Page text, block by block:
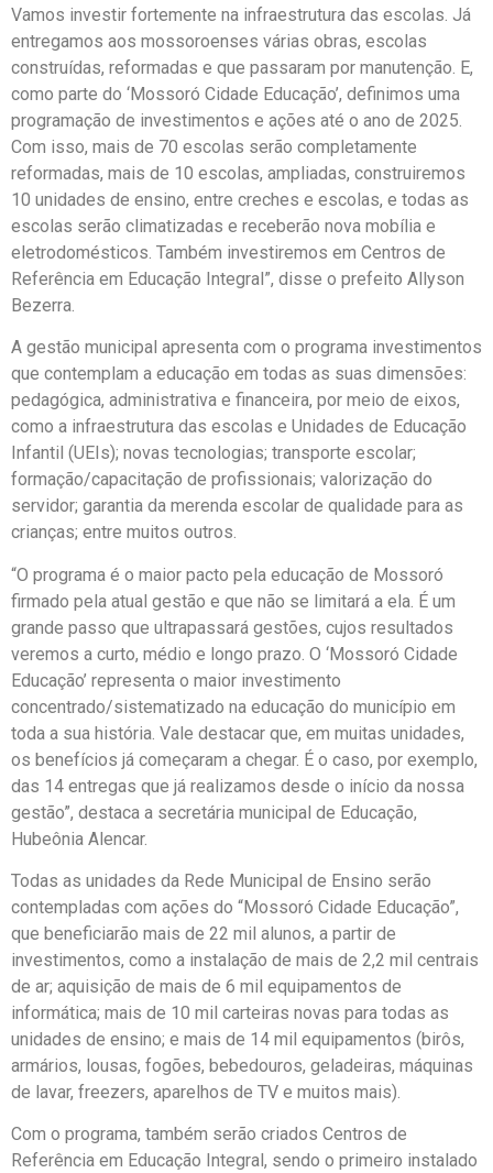
Vamos investir fortemente na infraestrutura das escolas. Já
entregamos aos mossoroenses várias obras, escolas
construídas, reformadas e que passaram por manutenção. E,
como parte do ‘Mossoró Cidade Educação’, definimos uma
programação de investimentos e ações até o ano de 2025.
Com isso, mais de 70 escolas serão completamente
reformadas, mais de 10 escolas, ampliadas, construiremos
10 unidades de ensino, entre creches e escolas, e todas as
escolas serão climatizadas e receberão nova mobília e
eletrodomésticos. Também investiremos em Centros de
Referência em Educação Integral”, disse o prefeito Allyson
Bezerra.
A gestão municipal apresenta com o programa investimentos
que contemplam a educação em todas as suas dimensões:
pedagógica, administrativa e financeira, por meio de eixos,
como a infraestrutura das escolas e Unidades de Educação
Infantil (UEIs); novas tecnologias; transporte escolar;
formação/capacitação de profissionais; valorização do
servidor; garantia da merenda escolar de qualidade para as
crianças; entre muitos outros.
“O programa é o maior pacto pela educação de Mossoró
firmado pela atual gestão e que não se limitará a ela. É um
grande passo que ultrapassará gestões, cujos resultados
veremos a curto, médio e longo prazo. O ‘Mossoró Cidade
Educação’ representa o maior investimento
concentrado/sistematizado na educação do município em
toda a sua história. Vale destacar que, em muitas unidades,
os benefícios já começaram a chegar. É o caso, por exemplo,
das 14 entregas que já realizamos desde o início da nossa
gestão”, destaca a secretária municipal de Educação,
Hubeônia Alencar.
Todas as unidades da Rede Municipal de Ensino serão
contempladas com ações do “Mossoró Cidade Educação”,
que beneficiarão mais de 22 mil alunos, a partir de
investimentos, como a instalação de mais de 2,2 mil centrais
de ar; aquisição de mais de 6 mil equipamentos de
informática; mais de 10 mil carteiras novas para todas as
unidades de ensino; e mais de 14 mil equipamentos (birôs,
armários, lousas, fogões, bebedouros, geladeiras, máquinas
de lavar, freezers, aparelhos de TV e muitos mais).
Com o programa, também serão criados Centros de
Referência em Educação Integral, sendo o primeiro instalado